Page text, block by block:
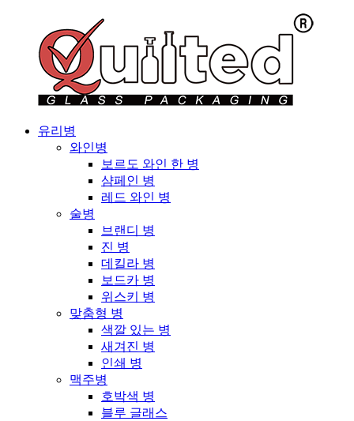
유리병
와인병
보르도 와인 한 병
샴페인 병
레드 와인 병
술병
브랜디 병
진 병
데킬라 병
보드카 병
위스키 병
맞춤형 병
색깔 있는 병
새겨진 병
인쇄 병
맥주병
호박색 병
블루 글래스